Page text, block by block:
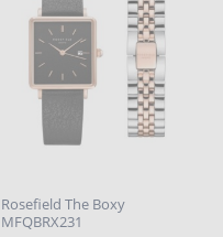
Rosefield The Boxy
MFQBRX231